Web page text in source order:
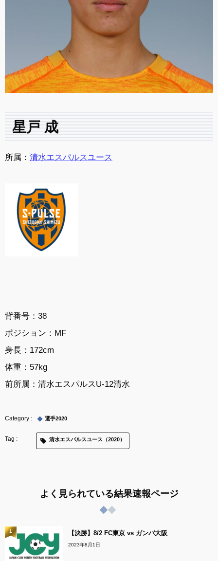
星戸 成
所属： 清水エスパルスユース
背番号：38
ポジション：MF
身長：172cm
体重：57kg
前所属： 清水エスパルスU-12清水
選手2020
清水エスパルスユース（2020）
よく見られている結果速報ページ
【決勝】8/2 FC東京 vs ガンバ大阪
2023年8月1日
1